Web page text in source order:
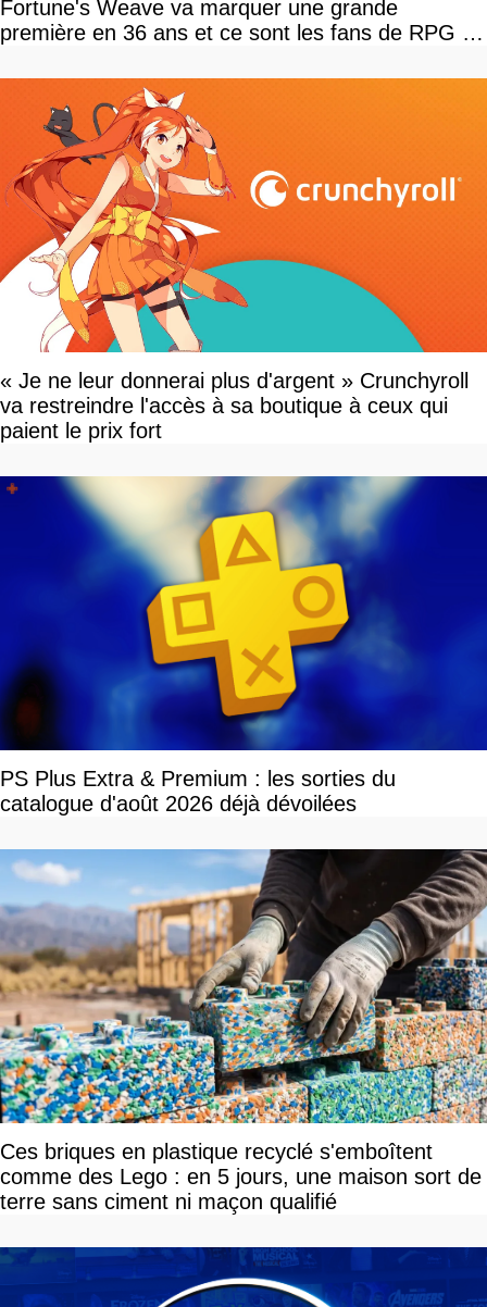
Fortune's Weave va marquer une grande
première en 36 ans et ce sont les fans de RPG en
« Je ne leur donnerai plus d'argent » Crunchyroll
va restreindre l'accès à sa boutique à ceux qui
paient le prix fort
PS Plus Extra & Premium : les sorties du
catalogue d'août 2026 déjà dévoilées
Ces briques en plastique recyclé s'emboîtent
comme des Lego : en 5 jours, une maison sort de
terre sans ciment ni maçon qualifié